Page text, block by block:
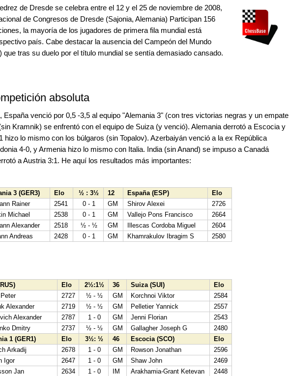
de Dresde se celebra entre el 12 y el 25 de noviembre de 2008,
de Congresos de Dresde (Sajonia, Alemania) Participan 156
la mayoría de los jugadores de primera fila mundial está
país. Cabe destacar la ausencia del Campeón del Mundo
que tras su duelo por el título mundial se sentía demasiado cansado.
absoluta
España venció por 0,5 -3,5 al equipo "Alemania 3" (con tres victorias negras y un empate
Kramnik) se enfrentó con el equipo de Suiza (y venció). Alemania derrotó a Escocia y
hizo lo mismo con los búlgaros (sin Topalov). Azerbaiyán venció a la ex República
4-0, y Armenia hizo lo mismo con Italia. India (sin Anand) se impuso a Canadá
a Austria 3:1. He aquí los resultados más importantes:
3 (GER3) Elo ½ : 3½ 12 España (ESP)
Elo
Rainer 2541 0 - 1 GM Shirov Alexei
2726
Michael 2538 0 - 1 GM Vallejo Pons Francisco
2664
Alexander 2518 ½ - ½ GM Illescas Cordoba Miguel
2604
Andreas 2428 0 - 1 GM Khamrakulov Ibragim S 2580
Elo 2½:1½ 36 Suiza (SUI)
Elo
2727 ½ - ½ GM Korchnoi Viktor
2584
Alexander 2719 ½ - ½ GM Pelletier Yannick
2557
Alexander 2787 1 - 0 GM Jenni Florian
2543
Dmitry 2737 ½ - ½ GM Gallagher Joseph G
2480
1 (GER1) Elo 3½: ½ 46 Escocia (SCO)
Elo
Arkadij 2678 1 - 0 GM Rowson Jonathan
2596
Igor 2647 1 - 0 GM Shaw John
2469
Jan 2634 1 - 0 IM Arakhamia-Grant Ketevan
2448